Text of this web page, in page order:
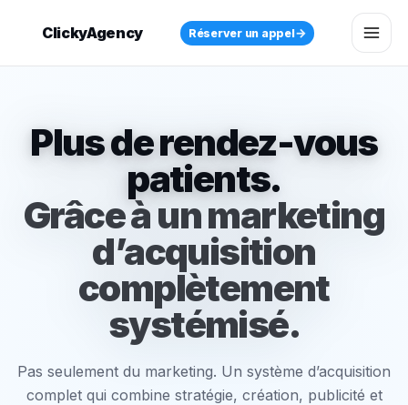
ClickyAgency Réserver un appel→
Plus de rendez-vous
patients.
Grâce à un marketing
d’acquisition
complètement
systémisé.
Pas seulement du marketing. Un système d’acquisition
complet qui combine stratégie, création, publicité et